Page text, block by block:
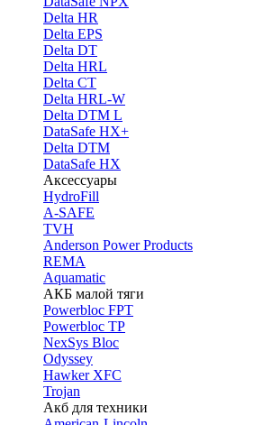
Delta HR
Delta EPS
Delta DT
Delta HRL
Delta CT
Delta HRL-W
Delta DTM L
DataSafe HX+
Delta DTM
DataSafe HX
Аксессуары
HydroFill
A-SAFE
TVH
Anderson Power Products
REMA
Aquamatic
АКБ малой тяги
Powerbloc FPT
Powerbloc TP
NexSys Bloc
Odyssey
Hawker XFC
Trojan
Акб для техники